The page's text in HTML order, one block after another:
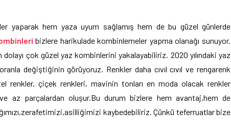
yaparak hem yaza uyum sağlamış hem de bu güzel günlerde
bizlere harikulade kombinlemeler yapma olanağı sunuyor.
çok güzel yaz kombinlerini yakalayabiliriz. 2020 yılındaki yaz
değiştiğinin görüyoruz. Renkler daha cıvıl cıvıl ve rengarenk
renkler, çiçek renkleri, mavinin tonları en moda olacak renkler
az parçalardan oluşur.Bu durum bizlere hem avantaj,hem de
asilliğimizi kaybedebiliriz. Çünkü teferruatlar bize